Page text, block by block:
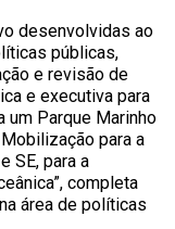
desenvolvidas ao
públicas,
e revisão de
e executiva para
um Parque Marinho
para a
SE, para a
completa
área de políticas